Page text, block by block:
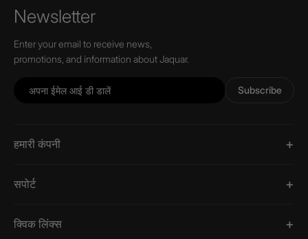
Newsletter
Enter your email to receive news,
promotions, and information about Jaquar.
Subscribe
हमारी कंपनी
सपोर्ट
क्विक लिंक्स